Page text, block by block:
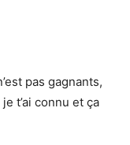
pas gagnants,
t’ai connu et ça